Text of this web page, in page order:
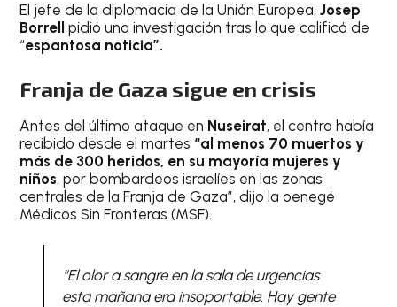
El jefe de la diplomacia de la Unión Europea,Josep
Borrellpidió una investigación tras lo que calificó de
“espantosa noticia”.
Franja de Gaza sigue en crisis
Antes del último ataque en Nuseirat, el centro había
recibido desde el martes “al menos 70 muertos y
más de 300 heridos, en su mayoría mujeres y
niños, por bombardeos israelíes en las zonas
centrales de la Franja de Gaza”, dijo la oenegé
Médicos Sin Fronteras (MSF).
“El olor a sangre en la sala de urgencias
esta mañana era insoportable. Hay gente